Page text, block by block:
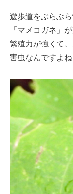
遊歩道をぶらぶら
「マメコガネ」
繁殖力が強くて
害虫なんですよね